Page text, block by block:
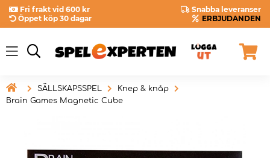
Fri frakt vid 600 kr
Snabba leveranser
Öppet köp 30 dagar
ERBJUDANDEN
 SÄLLSKAPSSPEL
Knep & knåp
Brain Games Magnetic Cube